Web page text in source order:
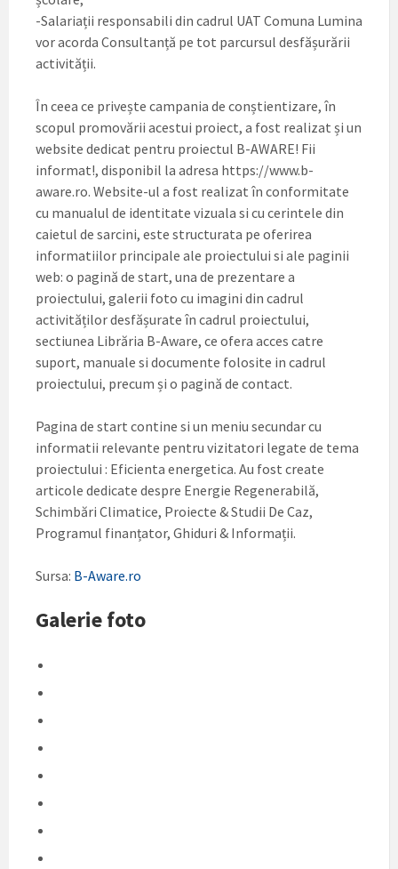
-Salariații responsabili din cadrul UAT Comuna Lumina
vor acorda Consultanță pe tot parcursul desfășurării
activității.
În ceea ce privește campania de conștientizare, în
scopul promovării acestui proiect, a fost realizat și un
website dedicat pentru proiectul B-AWARE! Fii
informat!, disponibil la adresa https://www.b-
aware.ro. Website-ul a fost realizat în conformitate
cu manualul de identitate vizuala si cu cerintele din
caietul de sarcini, este structurata pe oferirea
informatiilor principale ale proiectului si ale paginii
web: o pagină de start, una de prezentare a
proiectului, galerii foto cu imagini din cadrul
activităților desfășurate în cadrul proiectului,
sectiunea Librăria B-Aware, ce ofera acces catre
suport, manuale si documente folosite in cadrul
proiectului, precum și o pagină de contact.
Pagina de start contine si un meniu secundar cu
informatii relevante pentru vizitatori legate de tema
proiectului : Eficienta energetica. Au fost create
articole dedicate despre Energie Regenerabilă,
Schimbări Climatice, Proiecte & Studii De Caz,
Programul finanțator, Ghiduri & Informații.
Sursa: B-Aware.ro
Galerie foto